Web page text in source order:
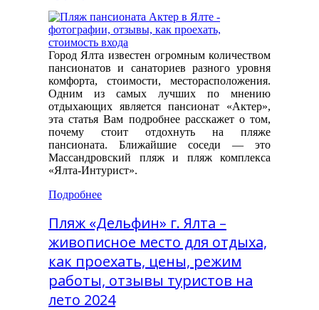
Город Ялта известен огромным количеством
пансионатов и санаториев разного уровня
комфорта, стоимости, месторасположения.
Одним из самых лучших по мнению
отдыхающих является пансионат «Актер»,
эта статья Вам подробнее расскажет о том,
почему стоит отдохнуть на пляже
пансионата. Ближайшие соседи — это
Массандровский пляж и пляж комплекса
«Ялта-Интурист».
Подробнее
Пляж «Дельфин» г. Ялта –
живописное место для отдыха,
как проехать, цены, режим
работы, отзывы туристов на
лето 2024